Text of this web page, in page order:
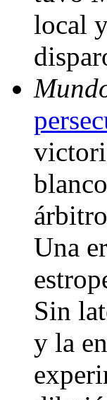
local
Una
Sin
y la